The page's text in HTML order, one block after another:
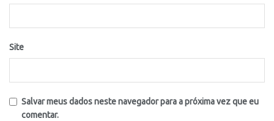
Site
Salvar meus dados neste navegador para a próxima vez que eu
comentar.